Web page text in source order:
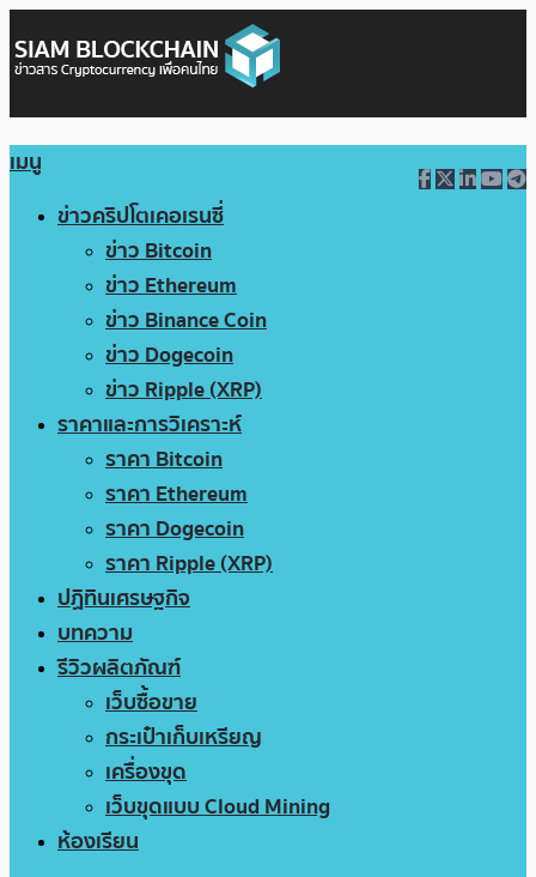
เมนู
ข่าวคริปโตเคอเรนซี่
ข่าว Bitcoin
ข่าว Ethereum
ข่าว Binance Coin
ข่าว Dogecoin
ข่าว Ripple (XRP)
ราคาและการวิเคราะห์
ราคา Bitcoin
ราคา Ethereum
ราคา Dogecoin
ราคา Ripple (XRP)
ปฏิทินเศรษฐกิจ
บทความ
รีวิวผลิตภัณฑ์
เว็บซื้อขาย
กระเป๋าเก็บเหรียญ
เครื่องขุด
เว็บขุดแบบ Cloud Mining
ห้องเรียน